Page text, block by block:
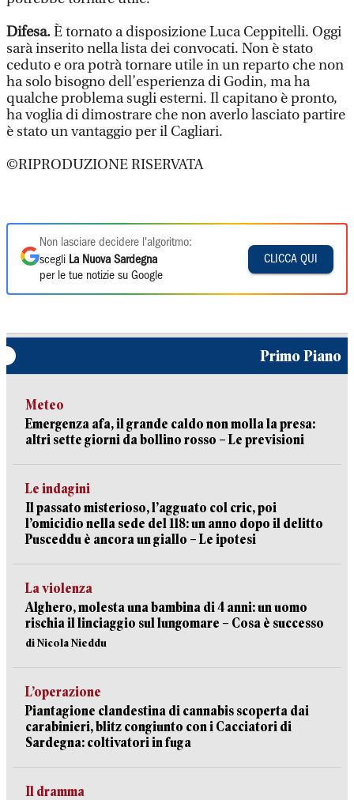
Difesa.È tornato a disposizione Luca Ceppitelli. Oggi
sarà inserito nella lista dei convocati. Non è stato
ceduto e ora potrà tornare utile in un reparto che non
ha solo bisogno dell’esperienza di Godin, ma ha
qualche problema sugli esterni. Il capitano è pronto,
ha voglia di dimostrare che non averlo lasciato partire
è stato un vantaggio per il Cagliari.
©RIPRODUZIONE RISERVATA
Non lasciare decidere l'algoritmo:
scegli La Nuova Sardegna
per le tue notizie su Google
CLICCA QUI
Primo Piano
Meteo
Emergenza afa, il grande caldo non molla la presa:
altri sette giorni da bollino rosso – Le previsioni
Le indagini
Il passato misterioso, l’agguato col cric, poi
l’omicidio nella sede del 118: un anno dopo il delitto
Pusceddu è ancora un giallo – Le ipotesi
La violenza
Alghero, molesta una bambina di 4 anni: un uomo
rischia il linciaggio sul lungomare – Cosa è successo
di Nicola Nieddu
L’operazione
Piantagione clandestina di cannabis scoperta dai
carabinieri, blitz congiunto con i Cacciatori di
Sardegna: coltivatori in fuga
Il dramma